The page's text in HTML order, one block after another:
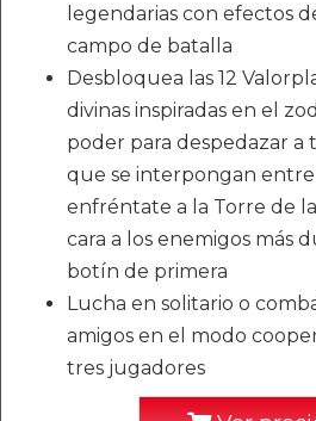
legendarias con efectos
campo de batalla
Desbloquea las 12
divinas inspiradas en el
poder para despedazar a
que se interpongan entre
enfréntate a la Torre de
cara a los enemigos más
botín de primera
Lucha en solitario o
amigos en el modo
tres jugadores